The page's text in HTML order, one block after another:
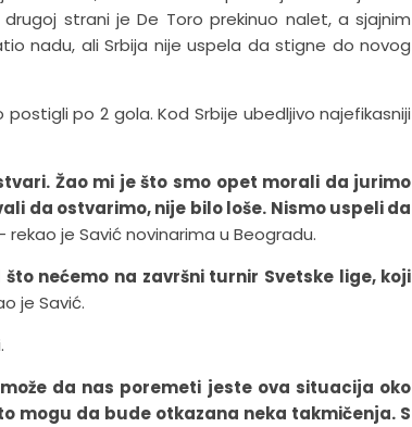
strani je De Toro prekinuo nalet, a sjajnim
nadu, ali Srbija nije uspela da stigne do novog
po 2 gola. Kod Srbije ubedljivo najefikasniji
Žao mi je što smo opet morali da jurimo
da ostvarimo, nije bilo loše. Nismo uspeli da
rekao je Savić novinarima u Beogradu.
nećemo na završni turnir Svetske lige, koji
je Savić.
da nas poremeti jeste ova situacija oko
mogu da bude otkazana neka takmičenja. S